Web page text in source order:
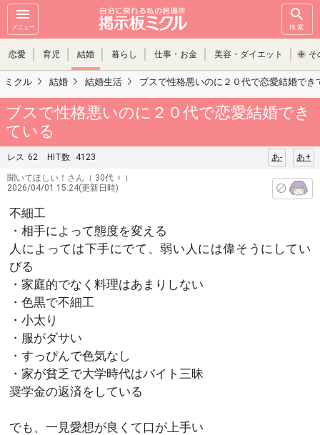
メニュー 検索
恋愛 育児 結婚 暮らし 仕事・お金 美容・ダイエット そ
ミクル 結婚 結婚生活 ブスで性格悪いのに２０代で恋愛結婚でき
ブスで性格悪いのに２０代で恋愛結婚でき
ている
レス 62 HIT数 4123 あ+
あ-
聞いてほしい！さん （ 30代 ♀ ）
2026/04/01 15:24(更新日時)
不細工
・相手によって態度を変える
人によっては下手にでて、弱い人には偉そうにしてい
びる
・家庭的でなく料理はあまりしない
・色黒で不細工
・小太り
・服がダサい
・すっぴんで色気なし
・家が貧乏で大学時代はバイト三昧
奨学金の返済をしている
でも、一見愛想が良くて口が上手い